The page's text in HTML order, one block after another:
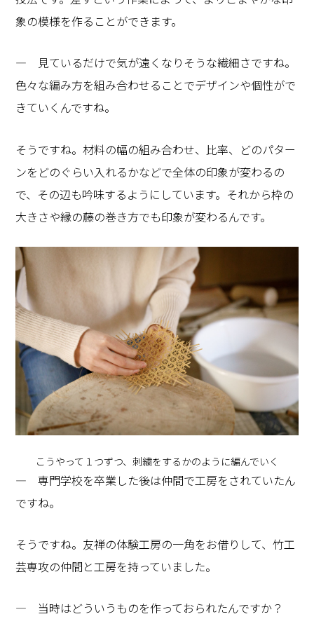
象の模様を作ることができます。
― 見ているだけで気が遠くなりそうな繊細さですね。
色々な編み方を組み合わせることでデザインや個性がで
きていくんですね。
そうですね。材料の幅の組み合わせ、比率、どのパター
ンをどのぐらい入れるかなどで全体の印象が変わるの
で、その辺も吟味するようにしています。それから枠の
大きさや縁の藤の巻き方でも印象が変わるんです。
こうやって１つずつ、刺繍をするかのように編んでいく
― 専門学校を卒業した後は仲間で工房をされていたん
ですね。
そうですね。友禅の体験工房の一角をお借りして、竹工
芸専攻の仲間と工房を持っていました。
― 当時はどういうものを作っておられたんですか？